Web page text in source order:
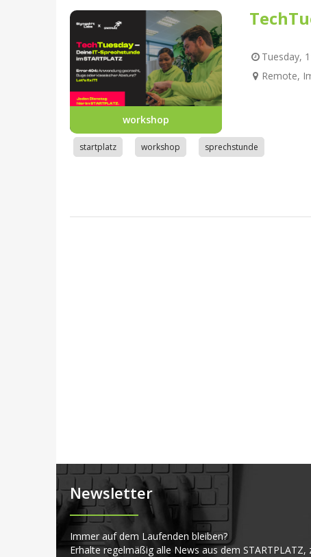
workshop
Tuesday,
Remote,
startplatz workshop sprechstunde
Newsletter
Immer auf dem Laufenden bleiben?
Erhalte regelmäßig alle News aus dem STARTPLATZ,